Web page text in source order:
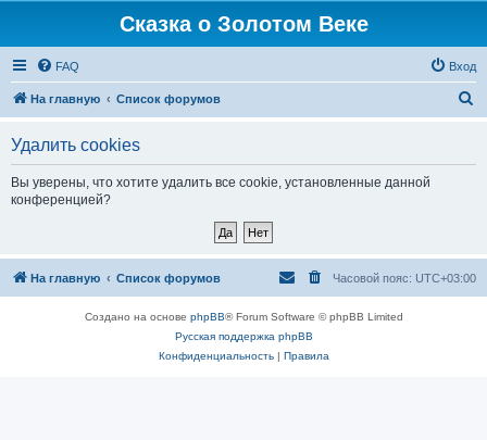
Сказка о Золотом Веке
FAQ Вход
На главную Список форумов
Удалить cookies
Вы уверены, что хотите удалить все cookie, установленные данной
конференцией?
На главную Список форумов Часовой пояс: UTC+03:00
Создано на основе phpBB® Forum Software © phpBB Limited
Русская поддержка phpBB
Конфиденциальность| Правила